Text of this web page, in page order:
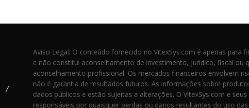
/
Aviso Legal: O conteúdo fornecido no VitexSys.com é apenas para
e não constitui aconselhamento de investimento, jurídico, fiscal ou
aconselhamento profissional. Os mercados financeiros envolvem
não é garantia de resultados futuros. As informações sobre
dados públicos e estão sujeitas a alterações. O VitexSys.com e
responsáveis por quaisquer perdas ou danos resultantes do uso